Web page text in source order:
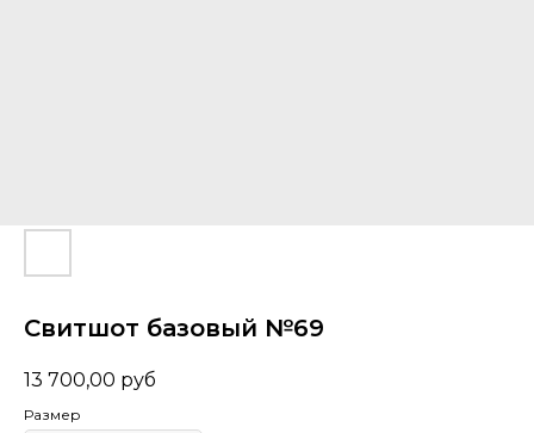
Свитшот базовый №69
13 700,00 руб
Размер